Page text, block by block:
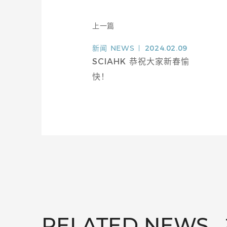
上一篇
新闻 NEWS 2024.02.09
SCIAHK 恭祝大家新春愉
快！